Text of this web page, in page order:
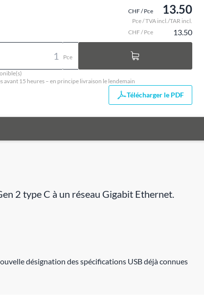
CHF / Pce 13.50
Pce / TVA incl./TAR incl.
CHF / Pce 13.50
Pce
avant 15 heures – en principe livraison le lendemain
Télécharger le PDF
2 type C à un réseau Gigabit Ethernet.
désignation des spécifications USB déjà connues